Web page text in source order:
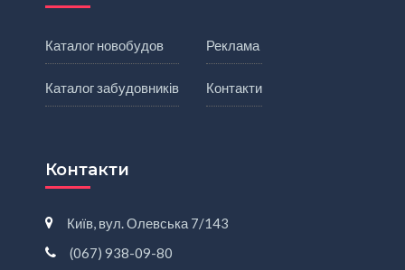
Каталог новобудов
Каталог забудовників
Реклама
Контакти
Контакти
Київ, вул. Олевська 7/143
(067) 938-09-80